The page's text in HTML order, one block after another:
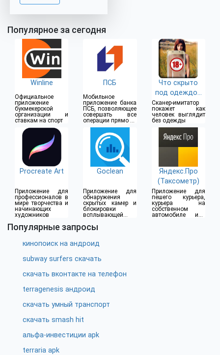
Популярное за сегодня
Winline
Официальное
приложение
букмекерской
организации и
ставкам на спорт
ПСБ
Мобильное
приложение банка
ПСБ, позволяющее
совершать все
операции прямо из
дома
Что скрыто
под одеждой
(18+)
Сканер-имитатор
покажет как
человек выглядит
без одежды
Procreate Art
Приложение для
профессионалов в
мире творчества и
начинающих
художников
Goclean
Приложение для
обнаружения
скрытых камер и
блокировки
всплывающей
Яндекс.Про
(Таксометр)
Приложение для
пешего курьера,
курьера на
собственном
автомобиле или
Популярные запросы
кинопоиск на андроид
subway surfers скачать
скачать вконтакте на телефон
terragenesis андроид
скачать умный транспорт
скачать smash hit
альфа-инвестиции apk
terraria apk